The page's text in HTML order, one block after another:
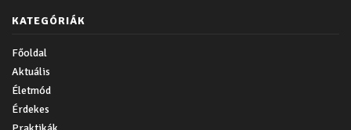
KATEGÓRIÁK
Főoldal
Aktuális
Életmód
Érdekes